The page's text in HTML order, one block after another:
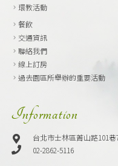
環教活動
餐飲
交通資訊
聯絡我們
線上訂房
過去園區所舉辦的重要活動
Information
台北市士林區菁山路101巷
02-2862-5116